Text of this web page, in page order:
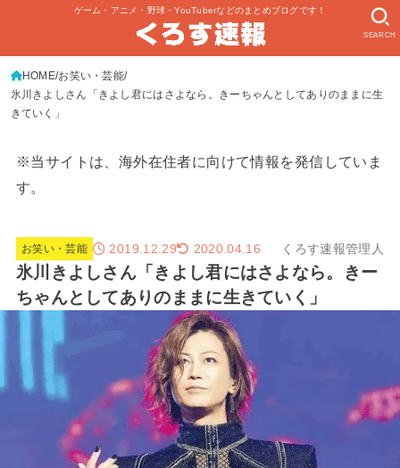
ゲーム・アニメ・野球・YouTuberなどのまとめブログです！
SEARCH
HOME お笑い・芸能
氷川きよしさん「きよし君にはさよなら。きーちゃんとしてありのままに生
きていく」
※当サイトは、海外在住者に向けて情報を発信していま
す。
お笑い・芸能 2019.12.29 2020.04.16 くろす速報管理人
氷川きよしさん「きよし君にはさよなら。きー
ちゃんとしてありのままに生きていく」